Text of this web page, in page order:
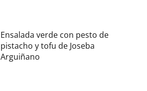
Ensalada verde con pesto de
pistacho y tofu de Joseba
Arguiñano